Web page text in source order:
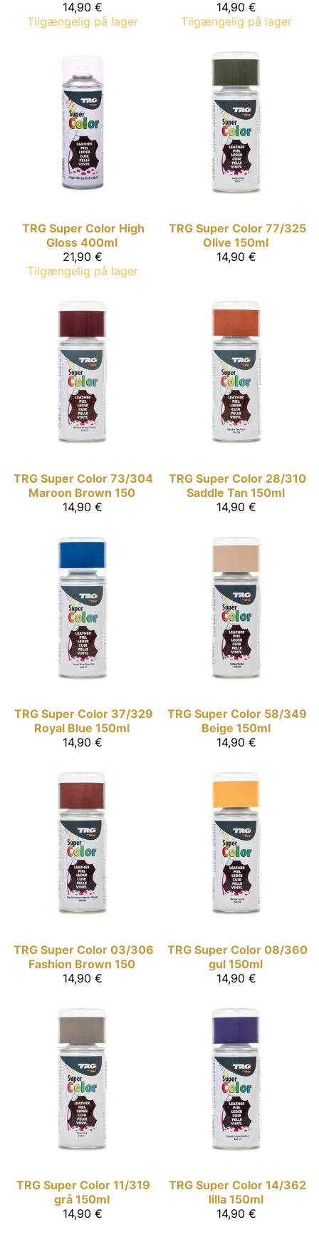
14,90 €
Tilgængelig på lager
14,90 €
Tilgængelig på lager
TRG Super Color High
Gloss 400ml
21,90 €
Tilgængelig på lager
TRG Super Color 77/325
Olive 150ml
14,90 €
TRG Super Color 73/304
Maroon Brown 150
14,90 €
TRG Super Color 28/310
Saddle Tan 150ml
14,90 €
TRG Super Color 37/329
Royal Blue 150ml
14,90 €
TRG Super Color 58/349
Beige 150ml
14,90 €
TRG Super Color 03/306
Fashion Brown 150
14,90 €
TRG Super Color 08/360
gul 150ml
14,90 €
TRG Super Color 11/319
grå 150ml
14,90 €
TRG Super Color 14/362
lilla 150ml
14,90 €